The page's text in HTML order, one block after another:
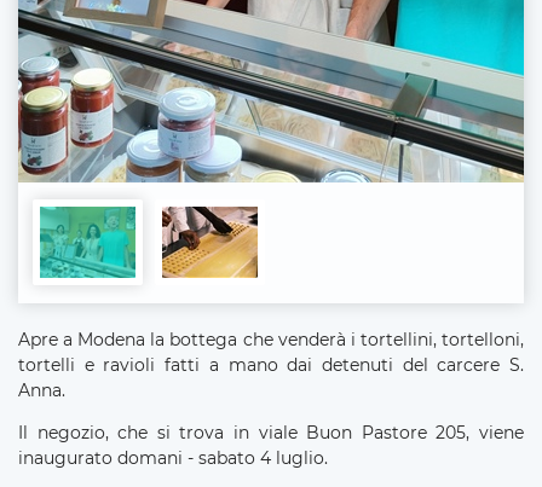
Apre a Modena la bottega che venderà i tortellini, tortelloni,
tortelli e ravioli fatti a mano dai detenuti del carcere S.
Anna.
Il negozio, che si trova in viale Buon Pastore 205, viene
inaugurato domani - sabato 4 luglio.